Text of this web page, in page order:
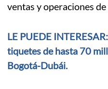
ventas y operaciones
LE PUEDE
tiquetes de hasta 70
Bogotá-Dubái.